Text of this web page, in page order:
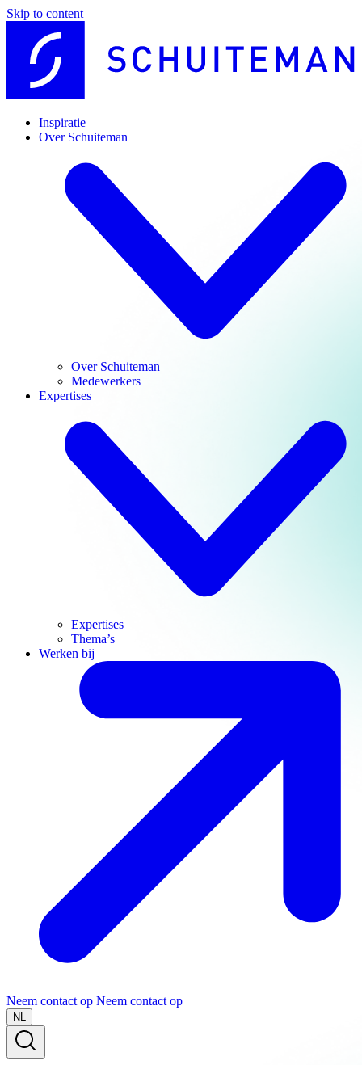
Skip to content
Inspiratie
Over Schuiteman
Over Schuiteman
Medewerkers
Expertises
Expertises
Thema’s
Werken bij
Neem contact op Neem contact op
NL